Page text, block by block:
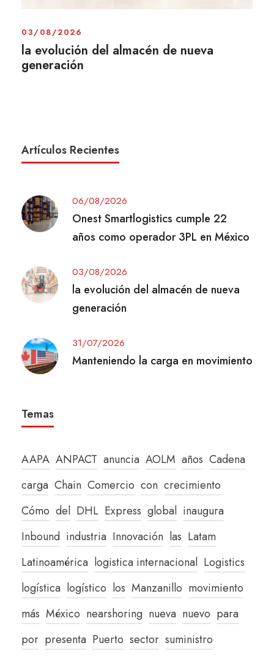
03/08/2026
la evolución del almacén de nueva
generación
Artículos Recientes
06/08/2026
Onest Smartlogistics cumple 22
años como operador 3PL en México
03/08/2026
la evolución del almacén de nueva
generación
31/07/2026
Manteniendo la carga en movimiento
Temas
AAPA ANPACT anuncia AOLM años Cadena
carga Chain Comercio con crecimiento
Cómo del DHL Express global inaugura
Inbound industria Innovación las Latam
Latinoamérica logistica internacional Logistics
logística logístico los Manzanillo movimiento
más México nearshoring nueva nuevo para
por presenta Puerto sector suministro